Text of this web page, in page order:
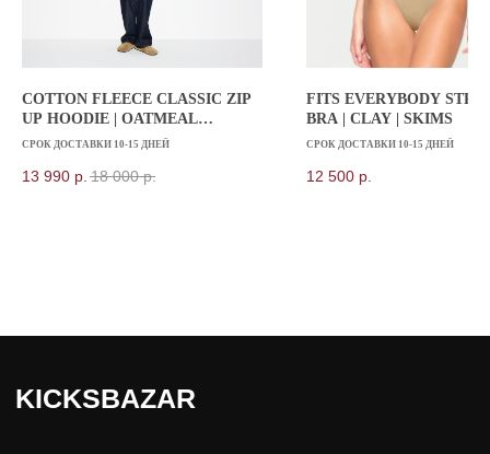
COTTON FLEECE CLASSIC ZIP
UP HOODIE | OATMEAL
HEATHER
СРОК ДОСТАВКИ 10-15 ДНЕЙ
13 990 р. 18 000 р.
FITS EVERYBODY
BRA | CLAY | SKIMS
СРОК ДОСТАВКИ 10-15 ДНЕЙ
12 500 р.